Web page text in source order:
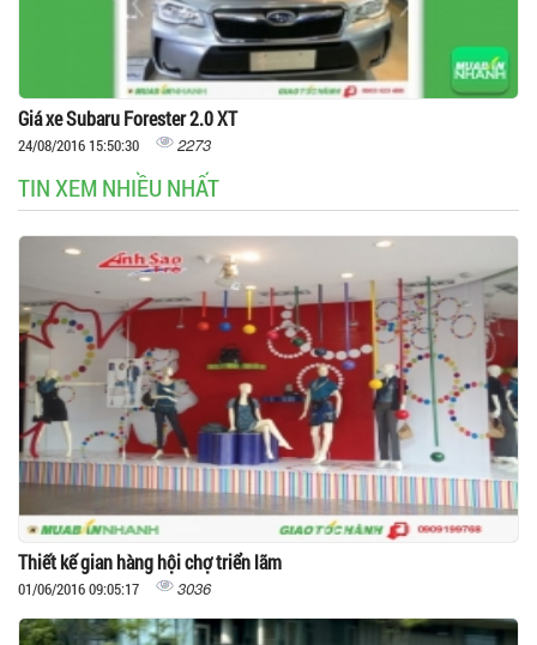
Giá xe Subaru Forester 2.0 XT
24/08/2016 15:50:30 2273
TIN XEM NHIỀU NHẤT
Thiết kế gian hàng hội chợ triển lãm
01/06/2016 09:05:17 3036